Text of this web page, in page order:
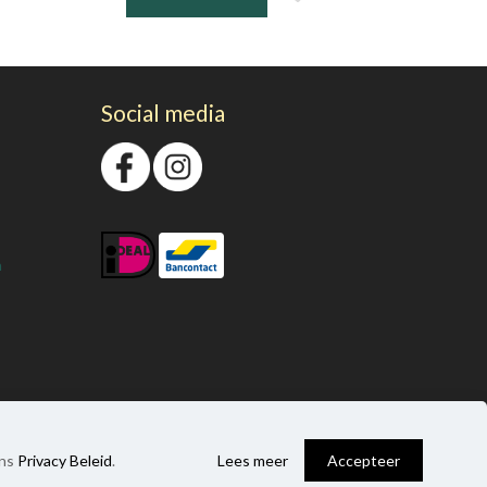
Social media
Privacy Beleid. Lees meer Accepteer